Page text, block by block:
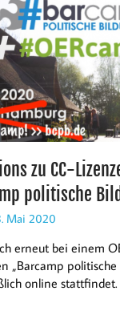
zu CC-
politische
Mai 2020
erneut bei einem
„Barcamp politische
online